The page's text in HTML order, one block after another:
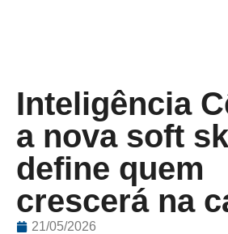
Inteligência
a nova soft
define quem
crescerá na
21/05/2026